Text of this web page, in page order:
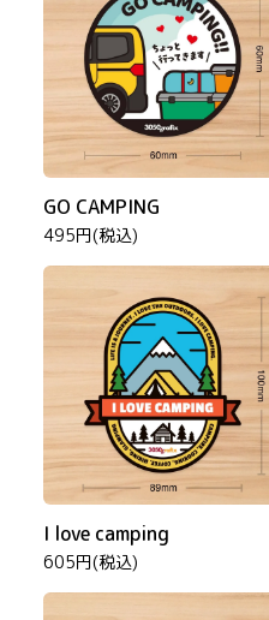
GO CAMPING
495円(税込)
I love camping
605円(税込)